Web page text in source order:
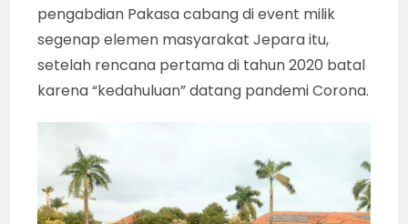
pengabdian Pakasa cabang di event milik
segenap elemen masyarakat Jepara itu,
setelah rencana pertama di tahun 2020 batal
karena “kedahuluan” datang pandemi Corona.